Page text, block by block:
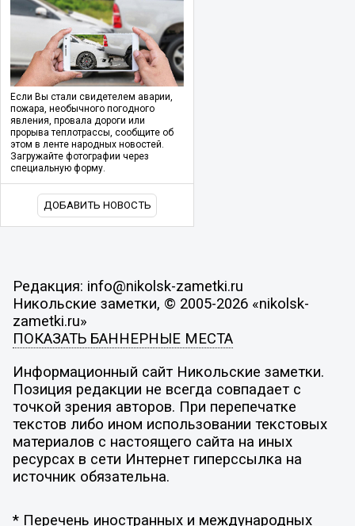
Если Вы стали свидетелем аварии,
пожара, необычного погодного
явления, провала дороги или
прорыва теплотрассы, сообщите об
этом в ленте народных новостей.
Загружайте фотографии через
специальную форму.
ДОБАВИТЬ НОВОСТЬ
Редакция: info@nikolsk-zametki.ru
Никольские заметки, © 2005-2026 «nikolsk-
zametki.ru»
ПОКАЗАТЬ БАННЕРНЫЕ МЕСТА
Информационный сайт Никольские заметки.
Позиция редакции не всегда совпадает с
точкой зрения авторов. При перепечатке
текстов либо ином использовании текстовых
материалов с настоящего сайта на иных
ресурсах в сети Интернет гиперссылка на
источник обязательна.
* Перечень иностранных и международных